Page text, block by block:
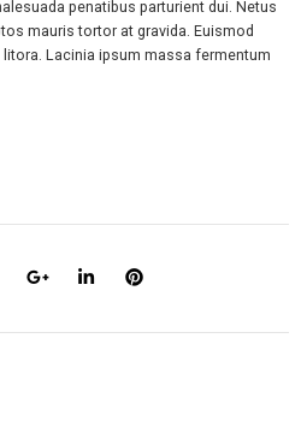
penatibus parturient dui. Netus
mauris tortor at gravida. Euismod
Lacinia ipsum massa fermentum